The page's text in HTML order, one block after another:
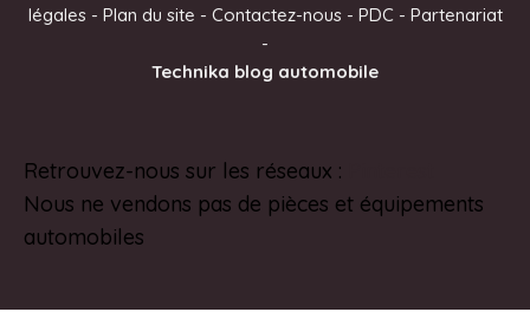
légales- Plan du site - Contactez-nous- PDC - Partenariat
-
Technika blog automobile
Retrouvez-nous sur les réseaux :
Nous ne vendons pas de pièces et équipements
automobiles